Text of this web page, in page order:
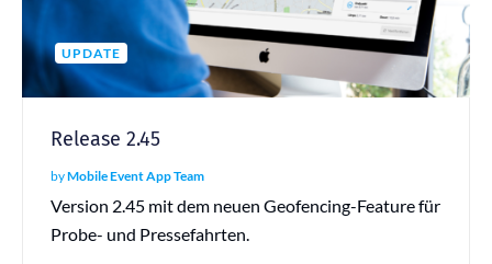
UPDATE
Release 2.45
byMobile Event App Team
Version 2.45 mit dem neuen Geofencing-Feature für
Probe- und Pressefahrten.